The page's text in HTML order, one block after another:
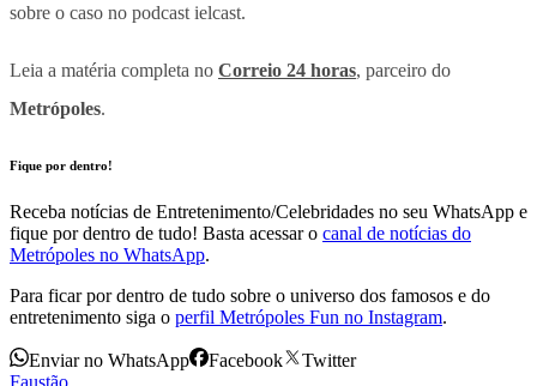
sobre o caso no podcast ielcast.
Leia a matéria completa no Correio 24 horas, parceiro do
Metrópoles.
Fique por dentro!
Receba notícias de Entretenimento/Celebridades no seu WhatsApp e
fique por dentro de tudo! Basta acessar o canal de notícias do
Metrópoles no WhatsApp.
Para ficar por dentro de tudo sobre o universo dos famosos e do
entretenimento siga o perfil Metrópoles Fun no Instagram.
Enviar no WhatsApp Facebook
Twitter